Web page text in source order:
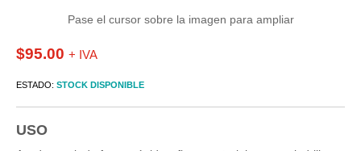
Pase el cursor sobre la imagen para ampliar
$95.00 + IVA
ESTADO: STOCK DISPONIBLE
USO